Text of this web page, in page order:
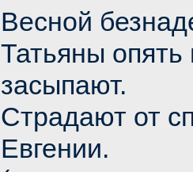
Весной
Татьяны
засыпают.
Страдают от
Евгении.